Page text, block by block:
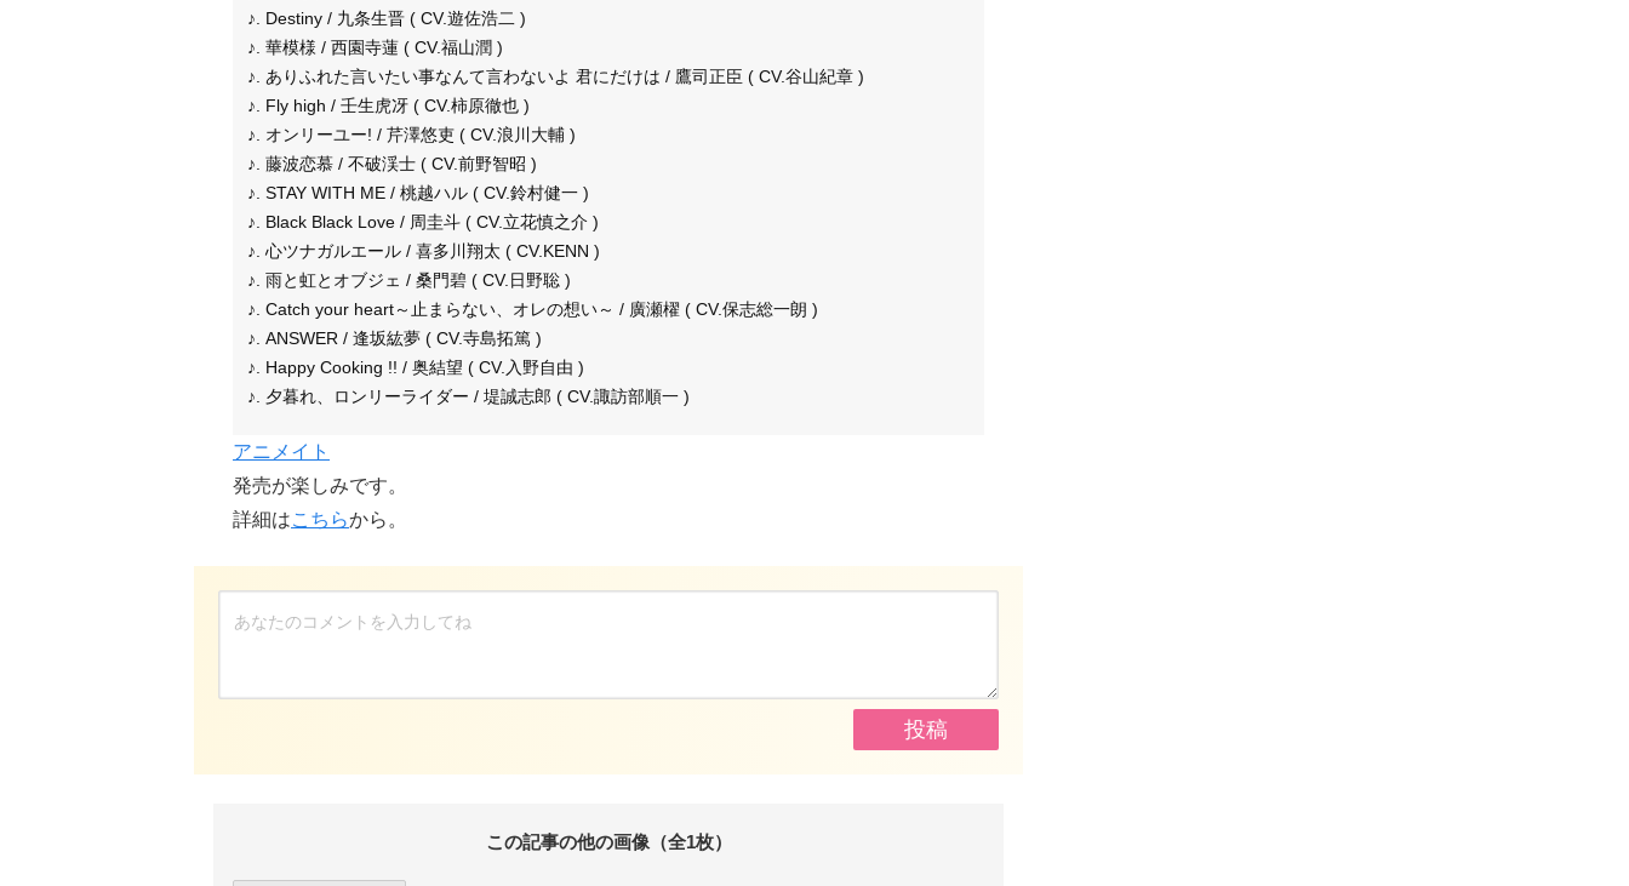
♪. Destiny / 九条生晋 ( CV.遊佐浩二 )
♪. 華模様 / 西園寺蓮 ( CV.福山潤 )
♪. ありふれた言いたい事なんて言わないよ 君にだけは / 鷹司正臣 ( CV.谷山紀章 )
♪. Fly high / 壬生虎冴 ( CV.柿原徹也 )
♪. オンリーユー! / 芹澤悠吏 ( CV.浪川大輔 )
♪. 藤波恋慕 / 不破渓士 ( CV.前野智昭 )
♪. STAY WITH ME / 桃越ハル ( CV.鈴村健一 )
♪. Black Black Love / 周圭斗 ( CV.立花慎之介 )
♪. 心ツナガルエール / 喜多川翔太 ( CV.KENN )
♪. 雨と虹とオブジェ / 桑門碧 ( CV.日野聡 )
♪. Catch your heart～止まらない、オレの想い～ / 廣瀬櫂 ( CV.保志総一朗 )
♪. ANSWER / 逢坂紘夢 ( CV.寺島拓篤 )
♪. Happy Cooking !! / 奥結望 ( CV.入野自由 )
♪. 夕暮れ、ロンリーライダー / 堤誠志郎 ( CV.諏訪部順一 )
アニメイト
発売が楽しみです。
詳細はこちらから。
この記事の他の画像（全1枚）